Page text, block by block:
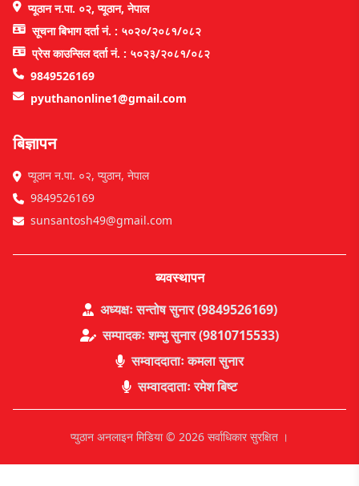
प्यूठान न.पा. ०२, प्यूठान, नेपाल
सूचना बिभाग दर्ता नं. : ५०२०/२०८१/०८२
प्रेस काउन्सिल दर्ता नं. : ५०२३/२०८१/०८२
9849526169
pyuthanonline1@gmail.com
बिज्ञापन
प्यूठान न.पा. ०२, प्युठान, नेपाल
9849526169
sunsantosh49@gmail.com
ब्यवस्थापन
अध्यक्षः सन्तोष सुनार (9849526169)
सम्पादकः शम्भु सुनार (9810715533)
सम्वाददाताः कमला सुनार
सम्वाददाताः रमेश बिष्ट
प्युठान अनलाइन मिडिया © 2026 सर्वाधिकार सुरक्षित ।